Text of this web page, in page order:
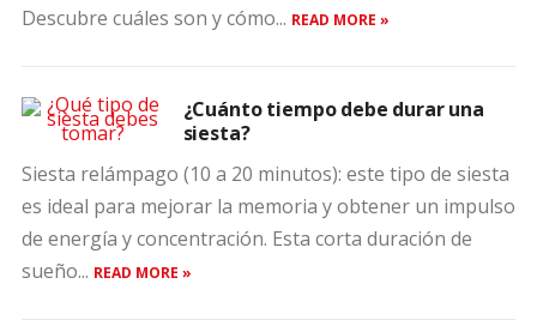
Descubre cuáles son y cómo... READ MORE »
¿Cuánto tiempo debe durar una
siesta?
Siesta relámpago (10 a 20 minutos): este tipo de siesta
es ideal para mejorar la memoria y obtener un impulso
de energía y concentración. Esta corta duración de
sueño... READ MORE »